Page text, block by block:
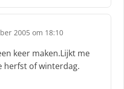
2005 om 18:10
keer maken.Lijkt me
herfst of winterdag.